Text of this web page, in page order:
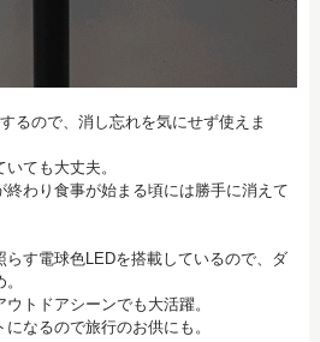
るので、消し忘れを気にせず使えま
ても大丈夫。
わり食事が始まる頃には勝手に消えて
す電球色LEDを搭載しているので、ダ
トドアシーンでも大活躍。
なるので旅行のお供にも。